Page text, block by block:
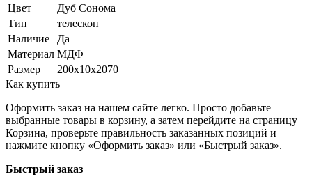
Цвет
Дуб Сонома
Тип
телескоп
Наличие
Да
Материал МДФ
Размер
200х10х2070
Как купить
Оформить заказ на нашем сайте легко. Просто добавьте
выбранные товары в корзину, а затем перейдите на страницу
Корзина, проверьте правильность заказанных позиций и
нажмите кнопку «Оформить заказ» или «Быстрый заказ».
Быстрый заказ